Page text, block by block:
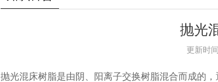
抛光
更新时
抛光混床树脂是由阴、阳离子交换树脂混合而成的